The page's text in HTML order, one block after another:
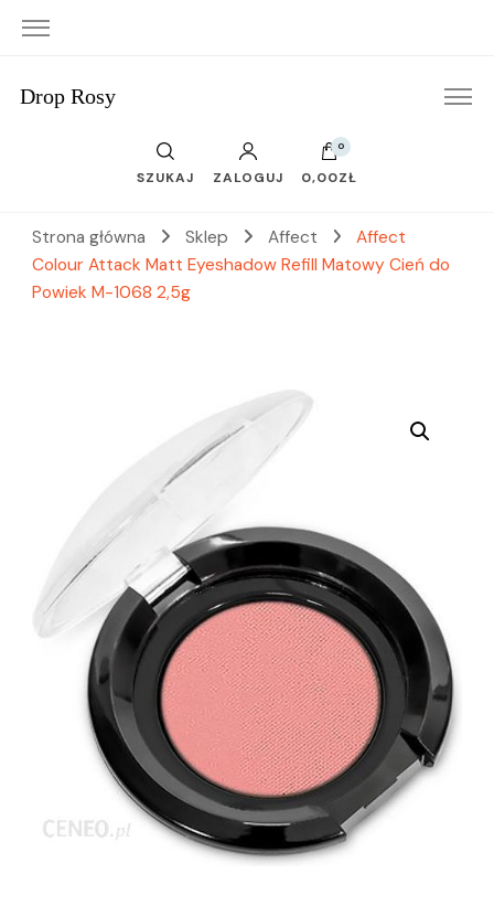
Drop Rosy
SZUKAJ ZALOGUJ
0
0,00ZŁ
Strona główna Sklep Affect
Affect
Colour Attack Matt Eyeshadow Refill Matowy Cień do
Powiek M-1068 2,5g